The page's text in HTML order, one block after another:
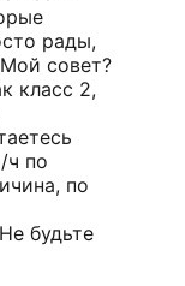
рады,
совет?
класс 2,
ч по
по
будьте